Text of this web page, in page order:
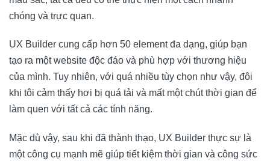
chóng và trực quan.
UX Builder cung cấp hơn 50 element đa dạng, giúp bạn
tạo ra một website độc đáo và phù hợp với thương hiệu
của mình. Tuy nhiên, với quá nhiều tùy chọn như vậy, đôi
khi tôi cảm thấy hơi bị quá tải và mất một chút thời gian để
làm quen với tất cả các tính năng.
Mặc dù vậy, sau khi đã thành thạo, UX Builder thực sự là
một công cụ mạnh mẽ giúp tiết kiệm thời gian và công sức